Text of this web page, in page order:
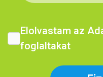
Elolvastam az
foglaltakat